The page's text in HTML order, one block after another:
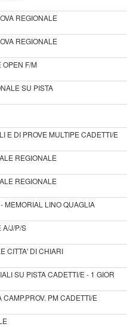
REGIONALE
REGIONALE
OPEN F/M
SU PISTA
E DI PROVE MULTIPE CADETTI/E
REGIONALE
REGIONALE
MEMORIAL LINO QUAGLIA
A/J/P/S
CITTA' DI CHIARI
SU PISTA CADETTI/E - 1 GIOR
PM CADETTI/E